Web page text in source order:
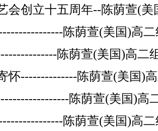
会创立十五周年--陈荫萱(
陈荫萱(美国)高
陈荫萱(美国)高二
怀--------------陈荫萱(美国)
陈荫萱(美国)高
陈荫萱(美国)高